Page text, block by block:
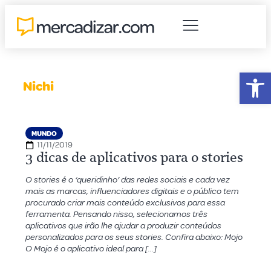
Nichi
MUNDO
11/11/2019
3 dicas de aplicativos para o stories
O stories é o ‘queridinho’ das redes sociais e cada vez
mais as marcas, influenciadores digitais e o público tem
procurado criar mais conteúdo exclusivos para essa
ferramenta. Pensando nisso, selecionamos três
aplicativos que irão lhe ajudar a produzir conteúdos
personalizados para os seus stories. Confira abaixo: Mojo
O Mojo é o aplicativo ideal para […]